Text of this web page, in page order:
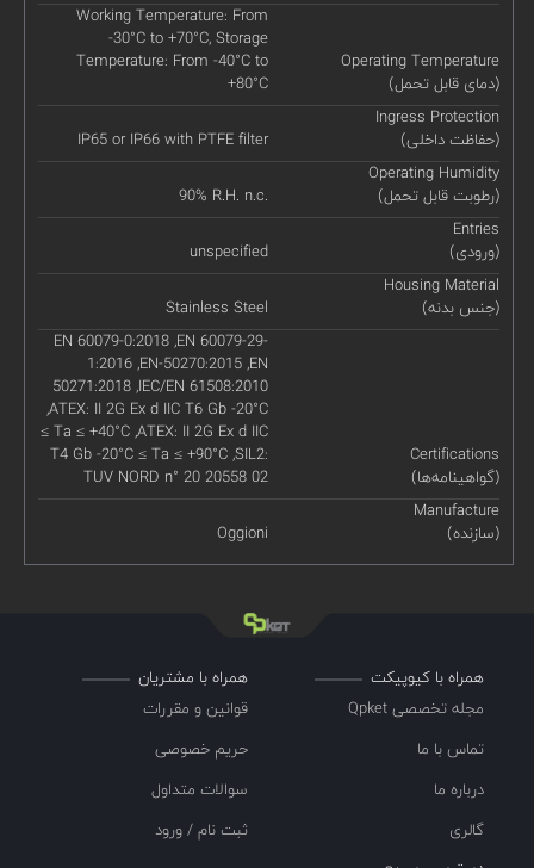
Operating Temperature
(دمای قابل تحمل)
Working Temperature: From
-30°C to +70°C, Storage
Temperature: From -40°C to
+80°C
Ingress Protection
(حفاظت داخلی)
IP65 or IP66 with PTFE filter
Operating Humidity
(رطوبت قابل تحمل)
90% R.H. n.c.
Entries
(ورودی)
unspecified
Housing Material
(جنس بدنه)
Stainless Steel
Certifications
(گواهینامه‌ها)
EN 60079-0:2018 ,EN 60079-29-
1:2016 ,EN-50270:2015 ,EN
50271:2018 ,IEC/EN 61508:2010
,ATEX: II 2G Ex d IIC T6 Gb -20°C
≤ Ta ≤ +40°C ,ATEX: II 2G Ex d IIC
T4 Gb -20°C ≤ Ta ≤ +90°C ,SIL2:
TUV NORD n° 20 20558 02
Manufacture
(سازنده)
Oggioni
همراه با کیوپیکت
مجله تخصصی Qpket
تماس با ما
درباره ما
گالری
همراه با مشتریان
قوانین و مقررات
حریم خصوصی
سوالات متداول
ثبت نام / ورود